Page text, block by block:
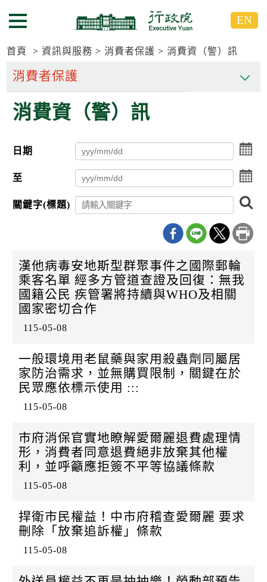
到
要
區
到
要
區
選單按鈕 EN
首頁 資訊與服務 消費者保護 消費資（警）訊
消費資（警）訊
日期
點
擊
選
擇
期
日
至
點
擊
擇
期
迄
關鍵字(標題)
尋
漢他病毒安地斯型群聚事件之國際郵輪
乘客名單 經多方管道查證及回復：無我
國籍公民 疾管署將持續與WHO及相關
國家密切合作
115-05-08
一般環境用老鼠藥與家用殺蟲劑同屬居
家防治需求，並無購買限制，關鍵在於
民眾應依標示使用 :::
115-05-08
市府消保官實地瞭解愛爾麗退費處理情
形，消費者同意退費絕非放棄其他權
利，並呼籲應拒簽不平等協議條款
115-05-08
捍衛市民權益！中市府稽查愛爾麗 要求
刪除「放棄追訴權」條款
115-05-08